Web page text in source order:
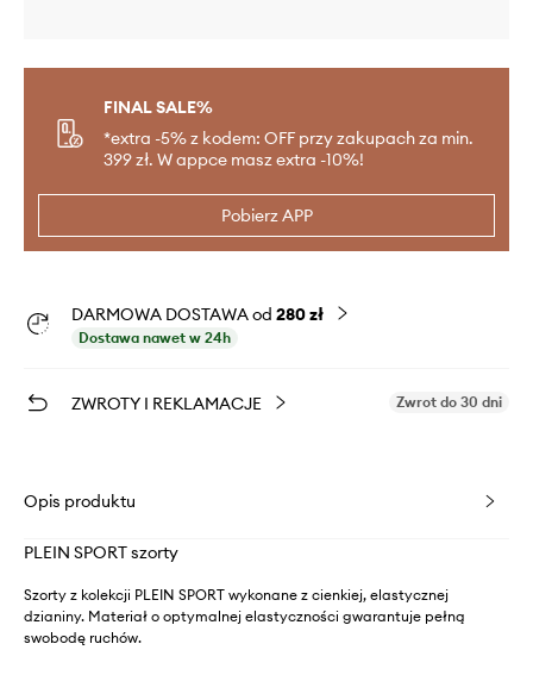
FINAL SALE%
*extra -5% z kodem: OFF przy zakupach za min.
399 zł. W appce masz extra -10%!
Pobierz APP
DARMOWA DOSTAWA od 280 zł
Dostawa nawet w 24h
ZWROTY I REKLAMACJE Zwrot do 30 dni
Opis produktu
PLEIN SPORT szorty
Szorty z kolekcji PLEIN SPORT wykonane z cienkiej, elastycznej
dzianiny. Materiał o optymalnej elastyczności gwarantuje pełną
swobodę ruchów.